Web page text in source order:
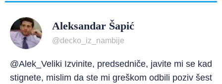
Aleksandar Šapić
@decko_iz_nambije
@Alek_Veliki Izvinite, predsedniče, javite mi se kad
stignete, mislim da ste mi greškom odbili poziv šest